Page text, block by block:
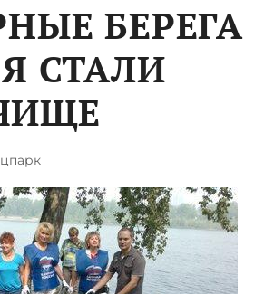
БЕРЕГА
СТАЛИ